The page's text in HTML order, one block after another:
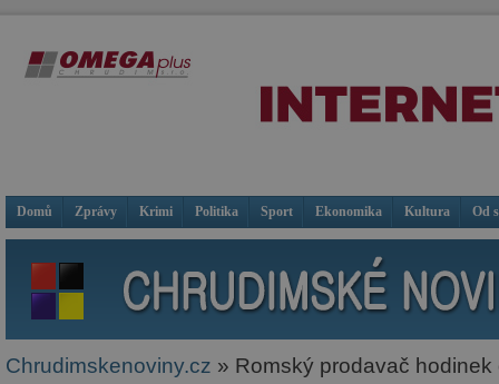
Domů Zprávy Krimi Politika Sport Ekonomika Kultura Od
Chrudimskenoviny.cz » Romský prodavač